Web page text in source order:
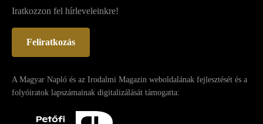
Iratkozzon fel hírleveleinkre!
Feliratkozás
A Magyar Napló és az Irodalmi Magazin weboldalának fejlesztését és a
folyóiratok lapszámainak digitalizálását támogatta: